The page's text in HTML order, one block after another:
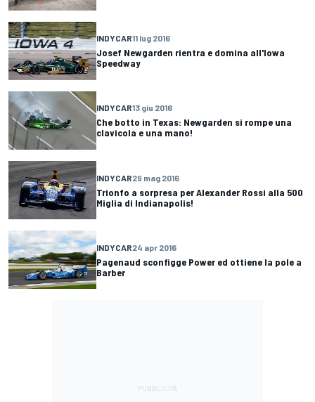
INDYCAR11 lug 2016
Josef Newgarden rientra e domina all'Iowa
Speedway
INDYCAR13 giu 2016
Che botto in Texas: Newgarden si rompe una
clavicola e una mano!
INDYCAR29 mag 2016
Trionfo a sorpresa per Alexander Rossi alla 500
Miglia di Indianapolis!
INDYCAR24 apr 2016
Pagenaud sconfigge Power ed ottiene la pole a
Barber